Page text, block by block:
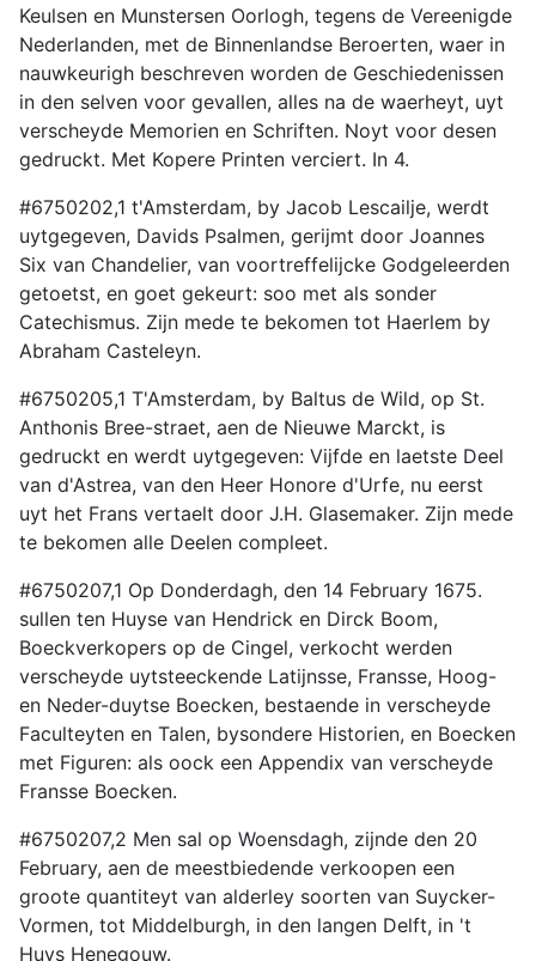
Keulsen en Munstersen Oorlogh, tegens de Vereenigde
Nederlanden, met de Binnenlandse Beroerten, waer in
nauwkeurigh beschreven worden de Geschiedenissen
in den selven voor gevallen, alles na de waerheyt, uyt
verscheyde Memorien en Schriften. Noyt voor desen
gedruckt. Met Kopere Printen verciert. In 4.
#6750202,1 t'Amsterdam, by Jacob Lescailje, werdt
uytgegeven, Davids Psalmen, gerijmt door Joannes
Six van Chandelier, van voortreffelijcke Godgeleerden
getoetst, en goet gekeurt: soo met als sonder
Catechismus. Zijn mede te bekomen tot Haerlem by
Abraham Casteleyn.
#6750205,1 T'Amsterdam, by Baltus de Wild, op St.
Anthonis Bree-straet, aen de Nieuwe Marckt, is
gedruckt en werdt uytgegeven: Vijfde en laetste Deel
van d'Astrea, van den Heer Honore d'Urfe, nu eerst
uyt het Frans vertaelt door J.H. Glasemaker. Zijn mede
te bekomen alle Deelen compleet.
#6750207,1 Op Donderdagh, den 14 February 1675.
sullen ten Huyse van Hendrick en Dirck Boom,
Boeckverkopers op de Cingel, verkocht werden
verscheyde uytsteeckende Latijnsse, Fransse, Hoog-
en Neder-duytse Boecken, bestaende in verscheyde
Faculteyten en Talen, bysondere Historien, en Boecken
met Figuren: als oock een Appendix van verscheyde
Fransse Boecken.
#6750207,2 Men sal op Woensdagh, zijnde den 20
February, aen de meestbiedende verkoopen een
groote quantiteyt van alderley soorten van Suycker-
Vormen, tot Middelburgh, in den langen Delft, in 't
Huys Henegouw.